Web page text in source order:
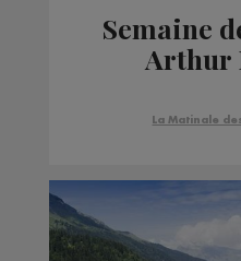
Semaine
Arthur
La Matinale